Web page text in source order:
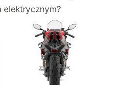
elektrycznym?